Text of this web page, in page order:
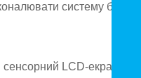
систему без її
LCD-екран